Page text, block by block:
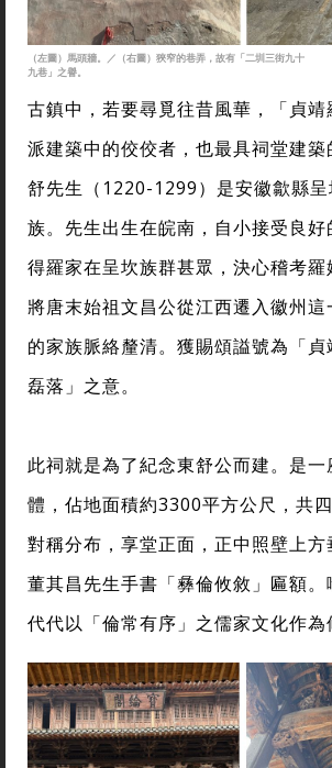
（左圖）馬頭牆。／（右圖）狹窄的巷弄，故有「二圳三街九十
九巷」之譽。
古鎮中，若要尋覓往昔風華，「貞
派建築中的佼佼者，也最具祠堂建築
舒先生（1220-1299）是安徽歙縣
族。先生出生在皖南，自小接受良
得羅家在呈坎族群甚眾，決心稽考羅
將唐末始祖文昌公從江西遷入徽州
的家族脈絡釐清。獲賜頌謚號為「
磊落」之意。
此祠就是為了紀念東舒公而建。是
體，佔地面積約3300平方公尺，共
對稱分布，享堂正面，正中照壁上方
董其昌先生手書「彝倫攸敘」匾額。
代代以「倫常有序」之儒家文化作為